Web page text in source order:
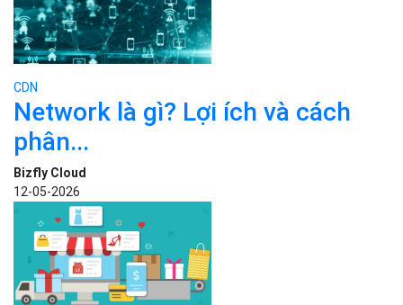
CDN
Network là gì? Lợi ích và cách
phân...
Bizfly Cloud
12-05-2026